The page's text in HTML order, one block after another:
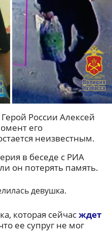
Герой России Алексей
его
неизвестным.
в беседе с РИА
он потерять память.
девушка.
которая сейчасждет
ее супруг не мог